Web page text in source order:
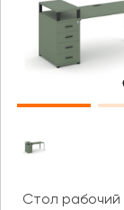
Стол рабочий